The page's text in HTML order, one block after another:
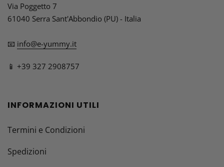
Via Poggetto 7
61040 Serra Sant'Abbondio (PU) - Italia
📧 info@e-yummy.it
📱 +39 327 2908757
INFORMAZIONI UTILI
Termini e Condizioni
Spedizioni